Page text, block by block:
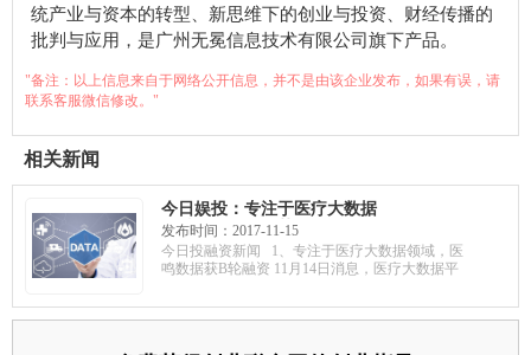
统产业与资本的转型、新思维下的创业与投资、财经传播的
批判与应用，是广州无冕信息技术有限公司旗下产品。
"备注：以上信息来自于网络公开信息，并不是由该企业发布，如果有误，请
联系客服微信修改。"
相关新闻
今日娱投：专注于医疗大数据
领域，医鸣数据获B轮融资；无
冕财经获百万投资，投后估值
达6000万元；安晟医疗获A轮融
发布时间：2017-11-15
今日投融资新闻 1、专注于医疗大数据领域，医
鸣数据获B轮融资 11月14日消息，医疗大数据平